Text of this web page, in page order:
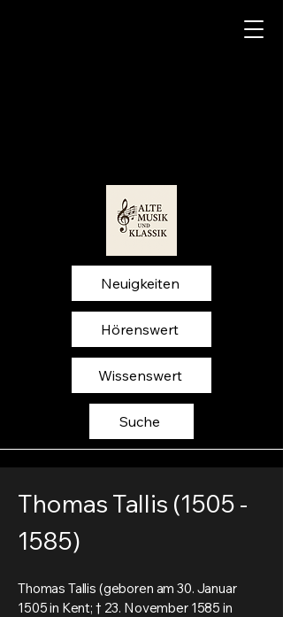
Neuigkeiten
Hörenswert
Wissenswert
Suche
Thomas Tallis (1505 -
1585)
Thomas Tallis (geboren am 30. Januar
1505 in Kent; † 23. November 1585 in